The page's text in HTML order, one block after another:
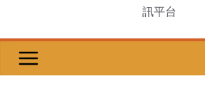
訊平台